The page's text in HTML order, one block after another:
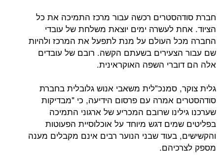
חברת סודהסטרים רכשה עבור מרכז התמיכה את כל
הציוד. אחת לעשרה ימים יוצאת משלחת של עובדי
החברה מכל העולם על מנת לתפעל את המרכז ולהיות
שם עבור הצעירים בשעתם הקשה. רובם של עובדים
אלה הם דוברי השפה האוקראינית.
גלית צוקר, סמנכ"לית משאבי אנוש גלובלית בחברת
סודהסטרים אמרה עם פרסום הידיעה, כי "מבדיקות
שערכנו גילינו שרובם המכריע של ארגוני התמיכה
בפליטים שמים דגש מיוחד על אוכלוסיית הפעוטות
והקשישים, בעוד שבני הנוער רבים אינם מקבלים מענה
מספק לצרכיהם.